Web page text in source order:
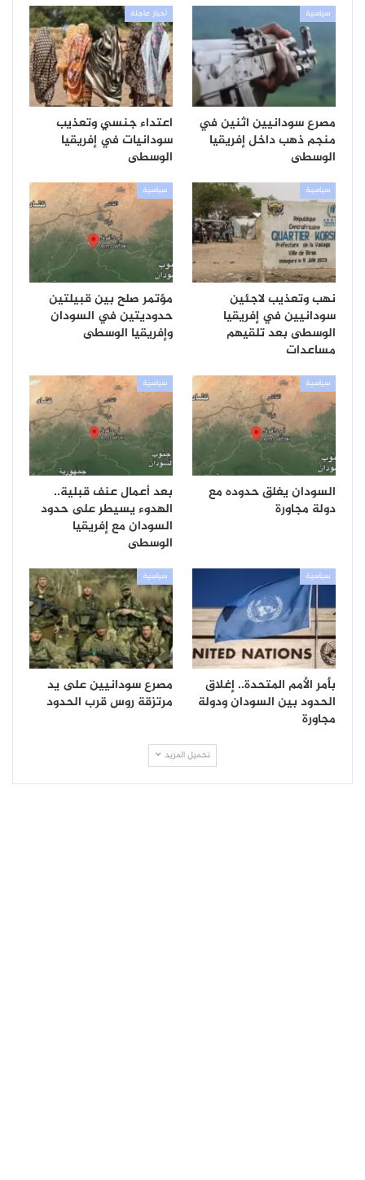
سياسية
مصرع سودانيين اثنين في
منجم ذهب داخل إفريقيا
الوسطى
أخبار عاجلة
اعتداء جنسي وتعذيب
سودانيات في إفريقيا
الوسطى
سياسية
نهب وتعذيب لاجئين
سودانيين في إفريقيا
الوسطى بعد تلقيهم
مساعدات
سياسية
مؤتمر صلح بين قبيلتين
حدوديتين في السودان
وإفريقيا الوسطى
سياسية
السودان يغلق حدوده مع
دولة مجاورة
سياسية
بعد أعمال عنف قبلية..
الهدوء يسيطر على حدود
السودان مع إفريقيا
الوسطى
سياسية
بأمر الأمم المتحدة.. إغلاق
الحدود بين السودان ودولة
مجاورة
سياسية
مصرع سودانيين على يد
مرتزقة روس قرب الحدود
تحميل المزيد